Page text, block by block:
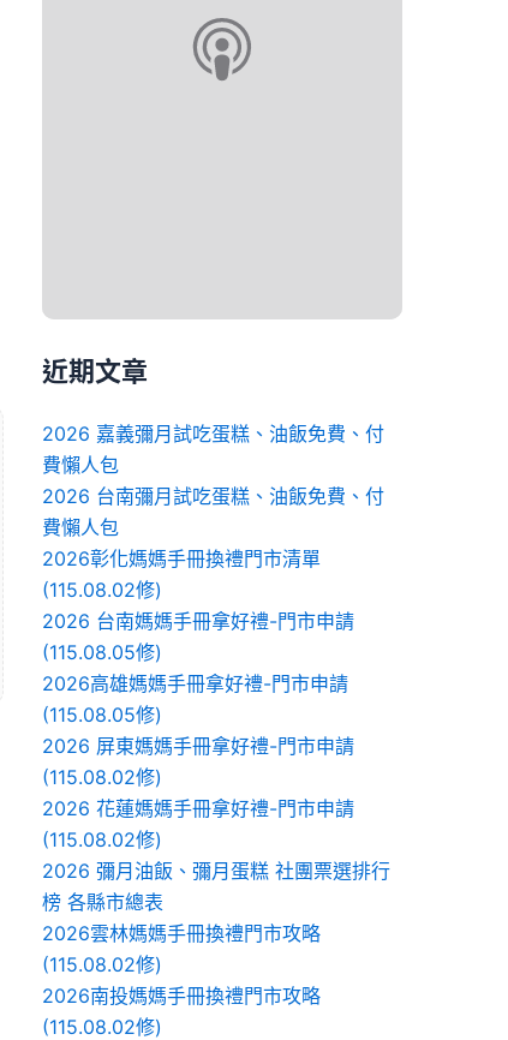
近期文章
2026 嘉義彌月試吃蛋糕、油飯免費、付
費懶人包
2026 台南彌月試吃蛋糕、油飯免費、付
費懶人包
2026彰化媽媽手冊換禮門市清單
(115.08.02修)
2026 台南媽媽手冊拿好禮-門市申請
(115.08.05修)
2026高雄媽媽手冊拿好禮-門市申請
(115.08.05修)
2026 屏東媽媽手冊拿好禮-門市申請
(115.08.02修)
2026 花蓮媽媽手冊拿好禮-門市申請
(115.08.02修)
2026 彌月油飯、彌月蛋糕 社團票選排行
榜 各縣市總表
2026雲林媽媽手冊換禮門市攻略
(115.08.02修)
2026南投媽媽手冊換禮門市攻略
(115.08.02修)